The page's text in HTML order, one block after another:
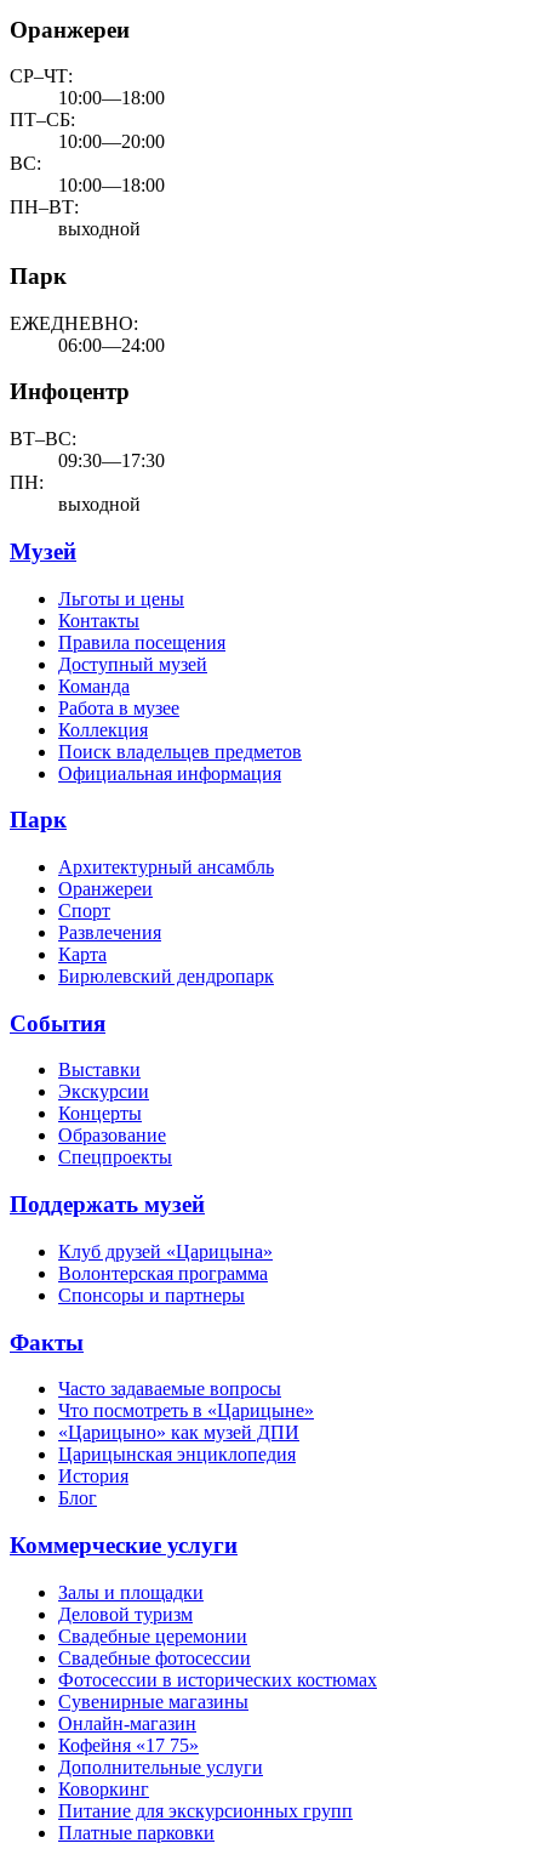
Оранжереи
СР–ЧТ:
10:00—18:00
ПТ–СБ:
10:00—20:00
ВС:
10:00—18:00
ПН–ВТ:
выходной
Парк
ЕЖЕДНЕВНО:
06:00—24:00
Инфоцентр
ВТ–ВС:
09:30—17:30
ПН:
выходной
Музей
Льготы и цены
Контакты
Правила посещения
Доступный музей
Команда
Работа в музее
Коллекция
Поиск владельцев предметов
Официальная информация
Парк
Архитектурный ансамбль
Оранжереи
Спорт
Развлечения
Карта
Бирюлевский дендропарк
События
Выставки
Экскурсии
Концерты
Образование
Спецпроекты
Поддержать музей
Клуб друзей «Царицына»
Волонтерская программа
Спонсоры и партнеры
Факты
Часто задаваемые вопросы
Что посмотреть в «Царицыне»
«Царицыно» как музей ДПИ
Царицынская энциклопедия
История
Блог
Коммерческие услуги
Залы и площадки
Деловой туризм
Свадебные церемонии
Свадебные фотосессии
Фотосессии в исторических костюмах
Сувенирные магазины
Онлайн-магазин
Кофейня «17 75»
Дополнительные услуги
Коворкинг
Питание для экскурсионных групп
Платные парковки